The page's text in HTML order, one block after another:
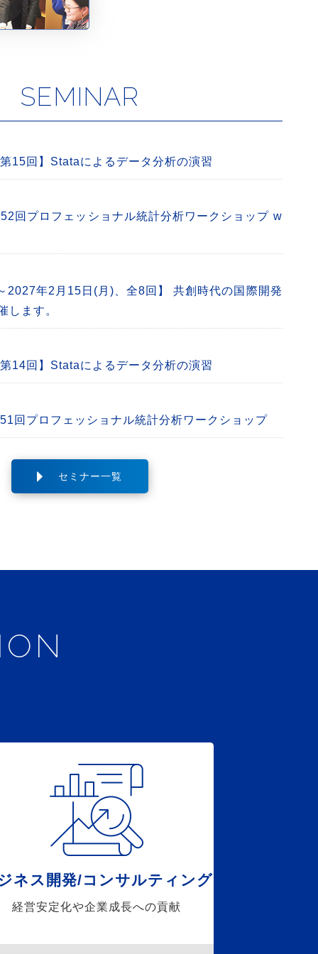
SEMINAR
15回】Stataによるデータ分析の演習
回プロフェッショナル統計分析ワークショップ w
2027年2月15日(月)、全8回】 共創時代の国際開発
します。
14回】Stataによるデータ分析の演習
回プロフェッショナル統計分析ワークショップ
セミナー一覧
ネス開発/コンサルティング
経営安定化や企業成長への貢献